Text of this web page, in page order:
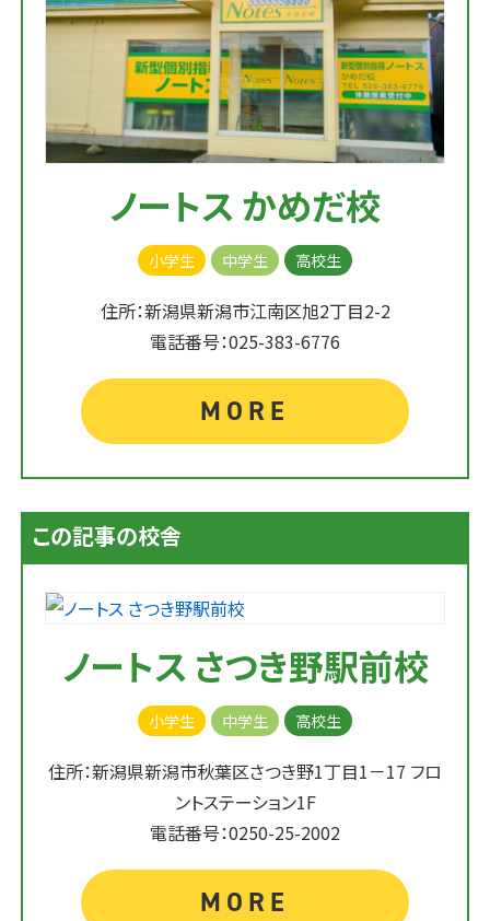
ノートス かめだ校
小学生 中学生 高校生
住所：新潟県新潟市江南区旭2丁目2-2
電話番号：025-383-6776
MORE
この記事の校舎
ノートス さつき野駅前校
小学生 中学生 高校生
住所：新潟県新潟市秋葉区さつき野1丁目1－17 フロ
ントステーション1F
電話番号：0250-25-2002
MORE